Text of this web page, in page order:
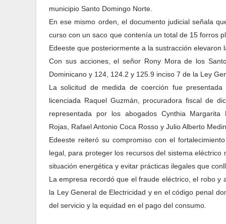
municipio Santo Domingo Norte.
En ese mismo orden, el documento judicial señala
curso con un saco que contenía un total de 15 forros
Edeeste que posteriormente a la sustracción elevaron
Con sus acciones, el señor Rony Mora de los
Dominicano y 124, 124.2 y 125.9 inciso 7 de la Ley
La solicitud de medida de coerción fue
licenciada Raquel Guzmán, procuradora fiscal de
representada por los abogados Cynthia
Rojas, Rafael Antonio Coca Rosso y Julio Alberto
Edeeste reiteró su compromiso con el
legal, para proteger los recursos del sistema
situación energética y evitar prácticas ilegales que
La empresa recordó que el fraude eléctrico, el robo y
la Ley General de Electricidad y en el código penal
del servicio y la equidad en el pago del consumo.